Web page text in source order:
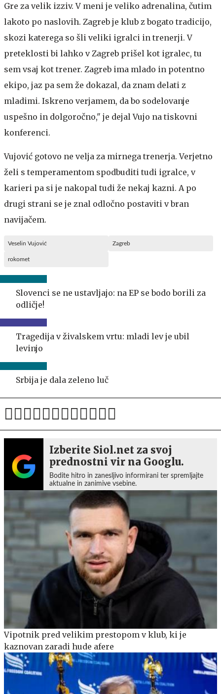
Gre za velik izziv. V meni je veliko adrenalina, čutim
lakoto po naslovih. Zagreb je klub z bogato tradicijo,
skozi katerega so šli veliki igralci in trenerji. V
preteklosti bi lahko v Zagreb prišel kot igralec, tu
sem vsaj kot trener. Zagreb ima mlado in potentno
ekipo, jaz pa sem že dokazal, da znam delati z
mladimi. Iskreno verjamem, da bo sodelovanje
uspešno in dolgoročno," je dejal Vujo na tiskovni
konferenci.
Vujović gotovo ne velja za mirnega trenerja. Verjetno
želi s temperamentom spodbuditi tudi igralce, v
karieri pa si je nakopal tudi že nekaj kazni. A po
drugi strani se je znal odločno postaviti v bran
navijačem.
Veselin Vujović Zagreb
rokomet
Slovenci se ne ustavljajo: na EP se bodo borili za
odličje!
Tragedija v živalskem vrtu: mladi lev je ubil
levinjo
Srbija je dala zeleno luč
Izberite Siol.net za svoj
prednostni vir na Googlu.
Bodite hitro in zanesljivo informirani ter spremljajte
aktualne in zanimive vsebine.
Vipotnik pred velikim prestopom v klub, ki je
kaznovan zaradi hude afere